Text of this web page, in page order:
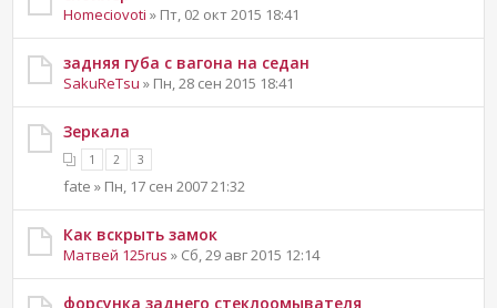
Homeciovoti » Пт, 02 окт 2015 18:41
задняя губа с вагона на седан
SakuReTsu » Пн, 28 сен 2015 18:41
Зеркала
1 2 3
fate » Пн, 17 сен 2007 21:32
Как вскрыть замок
Матвей 125rus » Сб, 29 авг 2015 12:14
форсунка заднего стеклоомывателя